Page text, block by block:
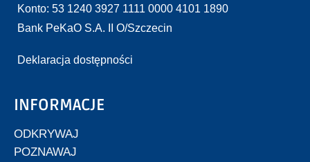
Konto: 53 1240 3927 1111 0000 4101 1890
Bank PeKaO S.A. II O/Szczecin
Deklaracja dostępności
INFORMACJE
ODKRYWAJ
POZNAWAJ